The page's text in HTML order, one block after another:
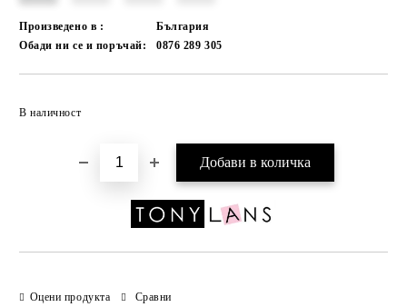
Произведено в :
България
Обади ни се и поръчай:
0876 289 305
В наличност
Оцени продукта Сравни